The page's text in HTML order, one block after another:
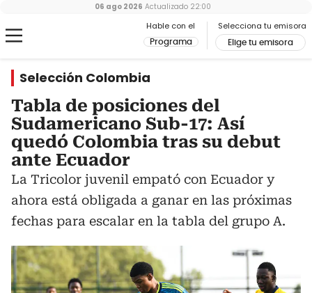
Hable con el
Programa
Selecciona tu emisora
Elige tu emisora
06 ago 2026 Actualizado 22:00
Selección Colombia
Tabla de posiciones del
Sudamericano Sub-17: Así
quedó Colombia tras su debut
ante Ecuador
La Tricolor juvenil empató con Ecuador y
ahora está obligada a ganar en las próximas
fechas para escalar en la tabla del grupo A.